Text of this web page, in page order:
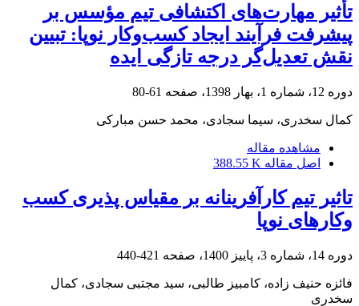
تأثیر مهارت‌های اکتشافی تیم مؤسس بر
پیشرفت فرآیند ایجاد کسب‌وکار نوپا: تبیین
نقش تعدیل‌گر درجه تازگی ایده
دوره 12، شماره 1، بهار 1398، صفحه 61-80
کمال سخدری، سیما سجادی، محمد حسن مبارکی
مشاهده مقاله
اصل مقاله 388.55 K
تاثیر تیم کارآفرینانه بر مقیاس پذیری کسب
وکارهای نوپا
دوره 14، شماره 3، پاییز 1400، صفحه 421-440
فائزه حنیف زاده، کامبیز طالبی، سید مجتبی سجادی، کمال
سخدری